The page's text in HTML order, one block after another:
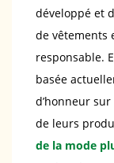
développé et
de vêtements
responsable.
basée
d’honneur
de leurs
de la mode